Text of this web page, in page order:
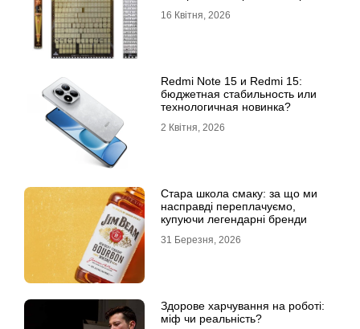
16 Квітня, 2026
Redmi Note 15 и Redmi 15:
бюджетная стабильность или
технологичная новинка?
2 Квітня, 2026
Стара школа смаку: за що ми
насправді переплачуємо,
купуючи легендарні бренди
31 Березня, 2026
Здорове харчування на роботі:
міф чи реальність?